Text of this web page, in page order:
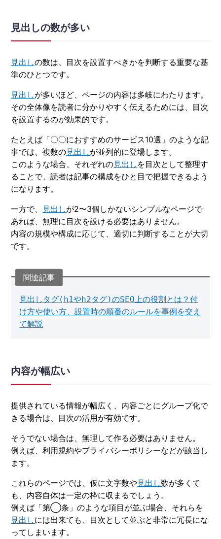
見出しの数が多い
見出しの数は、目次を設置すべきかを判断する重要な基
準のひとつです。
見出しが多いほど、ページの内容は多岐にわたります。
その全体像を読者に分かりやすく伝えるためには、目次
を設置するのが効果的です。
たとえば「〇〇におすすめのサービス10選」のような記
事では、複数の見出しが並列的に登場します。
このような場合、それぞれの見出し を目次として整理す
ることで、読者は記事の構成をひと目で把握できるよう
になります。
一方で、 見出しが2〜3個しかないシンプルなページで
あれば、無理に目次を設ける必要はありません。
内容の規模や構成に応じて、適切に判断することが大切
です。
見出しタグ(h1やh2タグ)のSEO上の役割とは？付
け方や使い方、設置時の順番のルールを事例を交え
て解説
内容が幅広い
提供されている情報が幅広く、内容ごとにグループ化で
きる場合は、目次の活用が有効です。
そうでない場合は、無理して作る必要はありません。
例えば、利用規約やプライバシーポリシーなどが該当し
ます。
これらのページでは、仮に文字数や見出し数が多くて
も、内容自体は一定の枠に収まるでしょう。
例えば「第◯条」のような項目が並ぶ場合、それらを
見出しには出来ても、目次として並ぶと非常に冗長にな
ってしまいます。